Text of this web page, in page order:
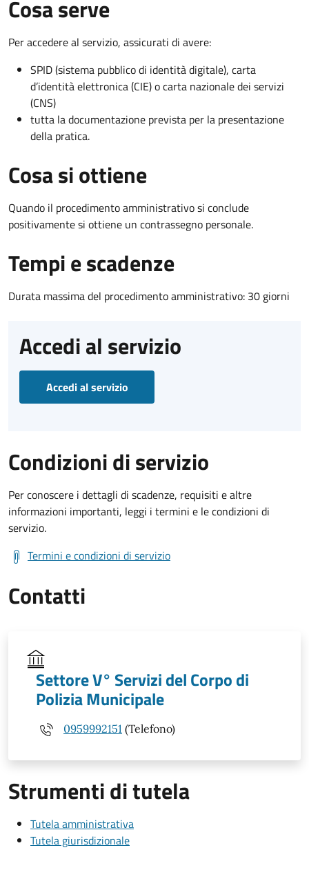
Cosa serve
Per accedere al servizio, assicurati di avere:
SPID (sistema pubblico di identità digitale), carta
d’identità elettronica (CIE) o carta nazionale dei servizi
(CNS)
tutta la documentazione prevista per la presentazione
della pratica.
Cosa si ottiene
Quando il procedimento amministrativo si conclude
positivamente si ottiene un contrassegno personale.
Tempi e scadenze
Durata massima del procedimento amministrativo: 30 giorni
Accedi al servizio
Accedi al servizio
Condizioni di servizio
Per conoscere i dettagli di scadenze, requisiti e altre
informazioni importanti, leggi i termini e le condizioni di
servizio.
Termini e condizioni di servizio
Contatti
Settore V° Servizi del Corpo di
Polizia Municipale
0959992151 (Telefono)
Strumenti di tutela
Tutela amministrativa
Tutela giurisdizionale